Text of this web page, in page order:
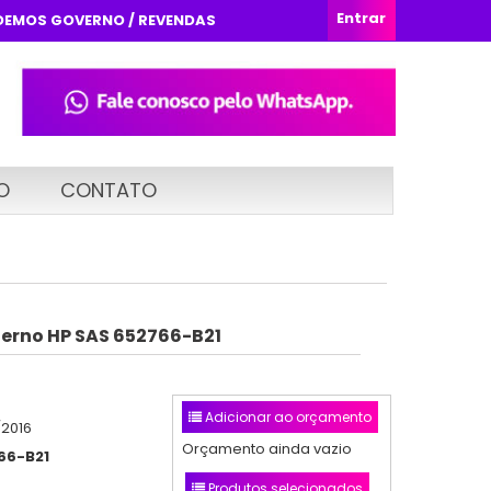
Entrar
GOVERNO / REVENDAS
CONTATO
HP SAS 652766-B21
B21
Adicionar ao orçamento
Orçamento ainda vazio